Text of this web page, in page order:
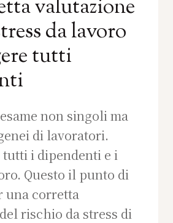
valutazione
da lavoro
tutti
non singoli ma
di lavoratori.
i dipendenti e i
Questo il punto di
una corretta
rischio da stress di